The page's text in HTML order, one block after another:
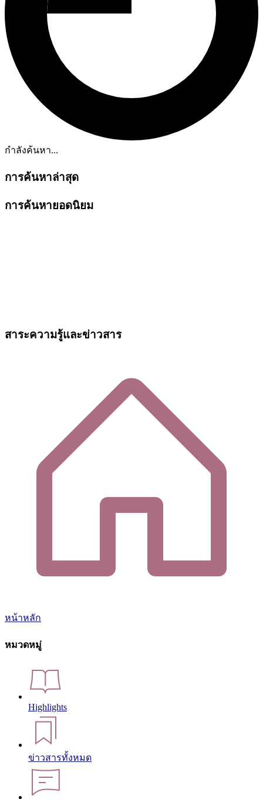
กำลังค้นหา...
การค้นหาล่าสุด
การค้นหายอดนิยม
สาระความรู้และข่าวสาร
หน้าหลัก
หมวดหมู่
Highlights
ข่าวสารทั้งหมด